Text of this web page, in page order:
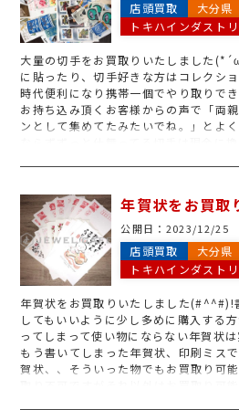
店頭買取
大分県
トキハインダスト
大量の切手をお買取りいたしました
に貼ったり、切手好きな方はコレクシ
時代便利になり携帯一個でやり取りで
お持ち込み頂くお客様からの声で「両
ンとして集めてたみたいでね。」とよ
ならずずっと仕舞ってる切手は現金に
頂けたらと思います。気になる方は当
い合わせください(#^^#)!
年賀状をお買取
公開日： 2023/12/25
店頭買取
大分県
トキハインダスト
年賀状をお買取りいたしました(#^^#)!
してもいいように少し多めに購入する
ってしまって使い物にならない年賀状
もう書いてしまった年賀状、印刷ミス
賀状、、そういった物でもお買取り可
取り不可ですがそれ以外はお買取り可
非、一度お持ち込みください!一枚だ